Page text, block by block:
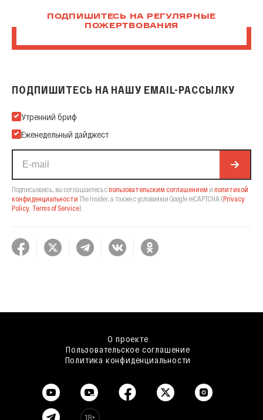
ПОДПИШИТЕСЬ НА РЕГУЛЯРНЫЕ
ПОЖЕРТВОВАНИЯ
ПОДПИШИТЕСЬ НА НАШУ EMAIL-РАССЫЛКУ
Подпишитесь на нашу Email-рассылку
Утренний бриф
Еженедельный дайджест
Подписываясь, вы соглашаетесь спользовательским соглашением и политикой
конфиденциальности The Insider, а также с условиями Google reCAPTCHA (Privacy
Policy Terms of Service).
О проекте
Пользовательское соглашение
Политика конфиденциальности
18+